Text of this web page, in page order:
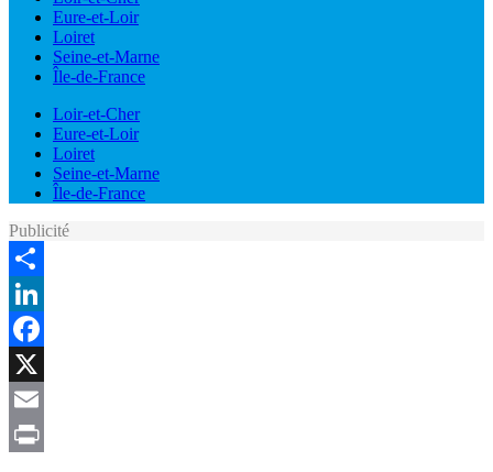
Eure-et-Loir
Loiret
Seine-et-Marne
Île-de-France
Loir-et-Cher
Eure-et-Loir
Loiret
Seine-et-Marne
Île-de-France
Publicité
Share
LinkedIn
Facebook
X
Email